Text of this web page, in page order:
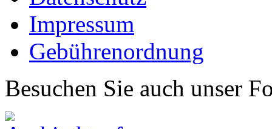
Impressum
Gebührenordnung
Besuchen Sie auch unser